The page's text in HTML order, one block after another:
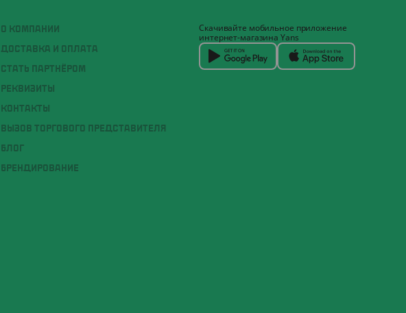
О КОМПАНИИ
ДОСТАВКА И ОПЛАТА
СТАТЬ ПАРТНЁРОМ
РЕКВИЗИТЫ
КОНТАКТЫ
ВЫЗОВ ТОРГОВОГО ПРЕДСТАВИТЕЛЯ
БЛОГ
БРЕНДИРОВАНИЕ
Скачивайте мобильное приложение
интернет-магазина Yans